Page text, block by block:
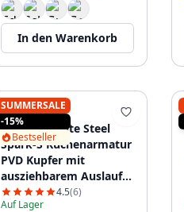
In den Warenkorb
SUMMERSALE
-15%
Bestseller
PURE.SINK
Pure.Sink Elite Steel
Spark-S Küchenarmatur
PVD Kupfer mit
ausziehbarem Auslauf
PS8041-624.5(6)
Auf Lager